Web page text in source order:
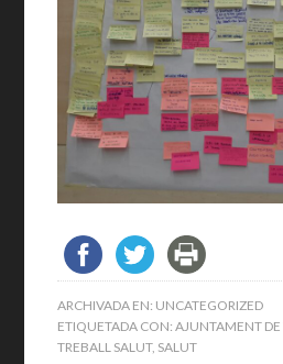
ARCHIVADA EN: UNCATEGORIZED
ETIQUETADA CON:AJUNTAMENT
TREBALL SALUT, SALUT